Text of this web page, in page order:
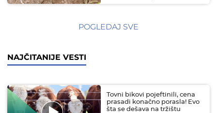
POGLEDAJ SVE
NAJČITANIJE VESTI
Tovni bikovi pojeftinili, cena
prasadi konačno porasla! Evo
šta se dešava na tržištu